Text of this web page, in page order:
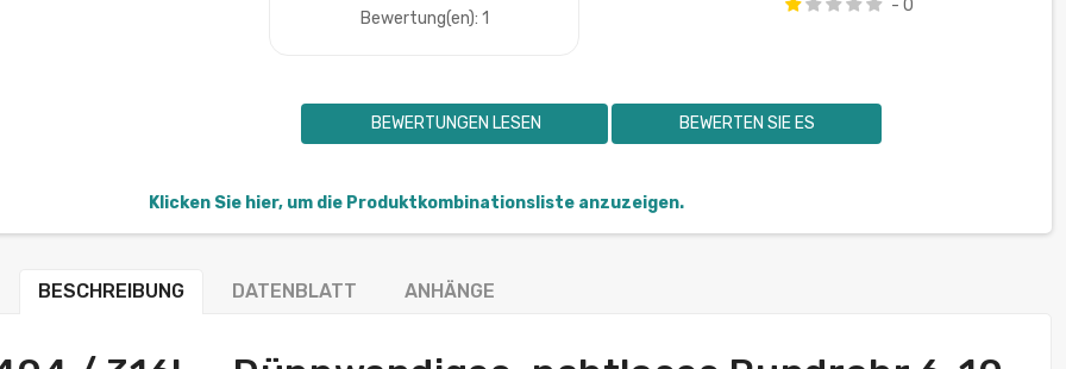
Bewertung(en): 1
- 0
BEWERTUNGEN LESEN BEWERTEN SIE ES
Klicken Sie hier, um die Produktkombinationsliste anzuzeigen.
BESCHREIBUNG DATENBLATT ANHÄNGE